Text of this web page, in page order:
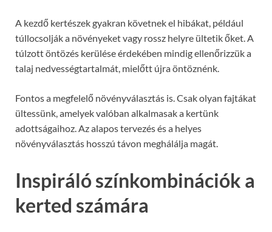
A kezdő kertészek gyakran követnek el hibákat, például
túllocsolják a növényeket vagy rossz helyre ültetik őket. A
túlzott öntözés kerülése érdekében mindig ellenőrizzük a
talaj nedvességtartalmát, mielőtt újra öntöznénk.
Fontos a megfelelő növényválasztás is. Csak olyan fajtákat
ültessünk, amelyek valóban alkalmasak a kertünk
adottságaihoz. Az alapos tervezés és a helyes
növényválasztás hosszú távon meghálálja magát.
Inspiráló színkombinációk a
kerted számára